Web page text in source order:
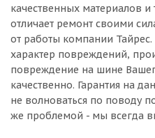
качественных материалов
отличает ремонт своими
от работы компании
характер повреждений,
повреждение на шине
качественно. Гарантия на
не волноваться по поводу
же проблемой - мы всегда